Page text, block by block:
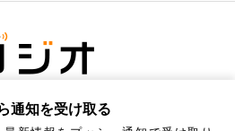
通知を受け取る